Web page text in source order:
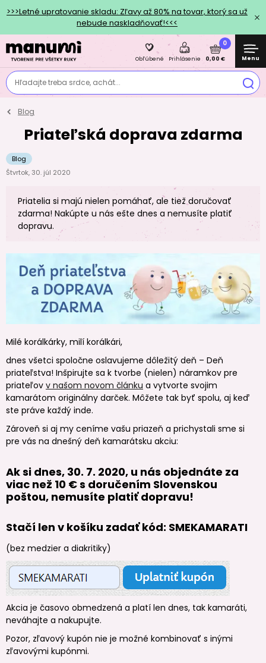
>>>Letné upratovanie skladu: Zľavy až 80% na tovar, ktorý sa už
nebude naskladňovať!<<<
Hľadajte treba srdce, achát...
Obľúbené Prihlásenie
0
0,00 € Menu
Blog
Priateľská doprava zdarma
Blog
Štvrtok, 30. júl 2020
Priatelia si majú nielen pomáhať, ale tiež doručovať
zdarma! Nakúpte u nás ešte dnes a nemusíte platiť
dopravu.
Milé korálkárky, milí korálkári,
dnes všetci spoločne oslavujeme dôležitý deň – Deň
priateľstva! Inšpirujte sa k tvorbe (nielen) náramkov pre
priateľov v našom novom článku a vytvorte svojim
kamarátom originálny darček. Môžete tak byť spolu, aj keď
ste práve každý inde.
Zároveň si aj my ceníme vašu priazeň a prichystali sme si
pre vás na dnešný deň kamarátsku akciu:
Ak si dnes, 30. 7. 2020, u nás objednáte za
viac než 10 € s doručením Slovenskou
poštou, nemusíte platiť dopravu!
Stačí len v košíku zadať kód: SMEKAMARATI
(bez medzier a diakritiky)
Akcia je časovo obmedzená a platí len dnes, tak kamaráti,
neváhajte a nakupujte.
Pozor, zľavový kupón nie je možné kombinovať s inými
zľavovými kupónmi.